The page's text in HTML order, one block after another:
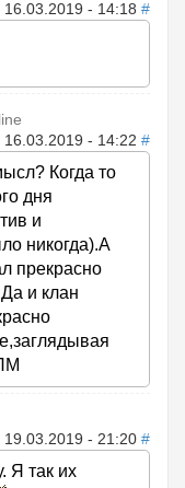
- 14:18 #
- 14:22 #
Когда то
дня
и
никогда).А
прекрасно
и клан
19.03.2019 - 21:20 #
Я так их